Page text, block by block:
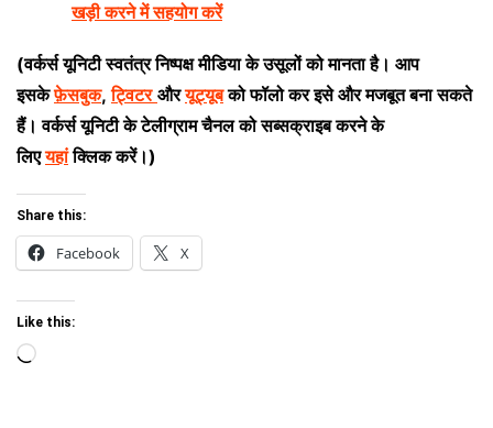
खड़ी करने में सहयोग करें
(वर्कर्स यूनिटी स्वतंत्र निष्पक्ष मीडिया के उसूलों को मानता है। आप
इसकेफ़ेसबुक,ट्विटर औरयूट्यूब को फॉलो कर इसे और मजबूत बना सकते
हैं। वर्कर्स यूनिटी के टेलीग्राम चैनल को सब्सक्राइब करने के
लिएयहां क्लिक करें।)
Share this:
Facebook X
Like this:
Loading…